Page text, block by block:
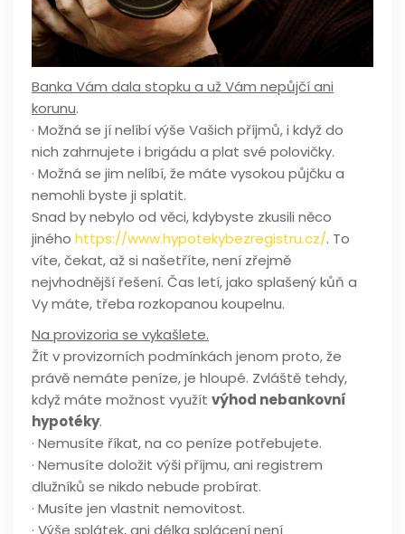
Banka Vám dala stopku a už Vám nepůjčí ani
korunu.
· Možná se jí nelíbí výše Vašich příjmů, i když do
nich zahrnujete i brigádu a plat své polovičky.
· Možná se jim nelíbí, že máte vysokou půjčku a
nemohli byste ji splatit.
Snad by nebylo od věci, kdybyste zkusili něco
jiného https://www.hypotekybezregistru.cz/. To
víte, čekat, až si našetříte, není zřejmě
nejvhodnější řešení. Čas letí, jako splašený kůň a
Vy máte, třeba rozkopanou koupelnu.
Na provizoria se vykašlete.
Žít v provizorních podmínkách jenom proto, že
právě nemáte peníze, je hloupé. Zvláště tehdy,
když máte možnost využít výhod nebankovní
hypotéky.
· Nemusíte říkat, na co peníze potřebujete.
· Nemusíte doložit výši příjmu, ani registrem
dlužníků se nikdo nebude probírat.
· Musíte jen vlastnit nemovitost.
· Výše splátek, ani délka splácení není